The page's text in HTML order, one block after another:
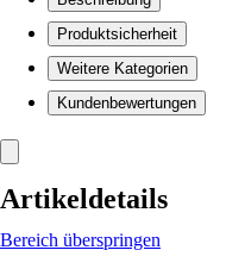
Produktsicherheit
Weitere Kategorien
Kundenbewertungen
Artikeldetails
Bereich überspringen